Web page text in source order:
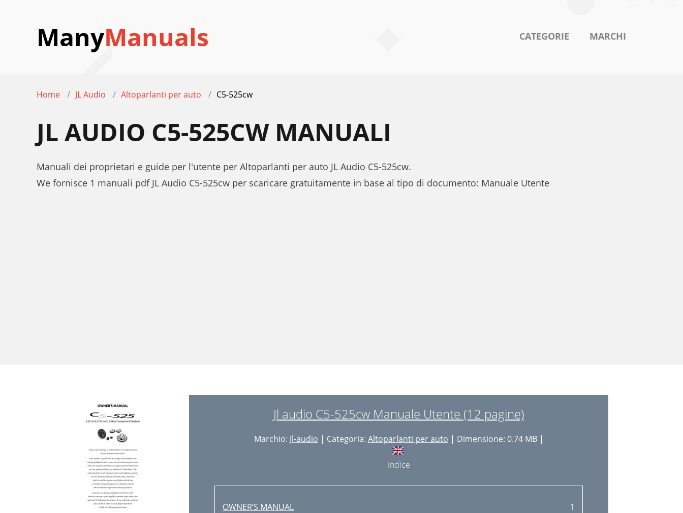
ManyManuals CATEGORIE MARCHI
Home JL Audio Altoparlanti per auto C5-525cw
JL AUDIO C5-525CW MANUALI
Manuali dei proprietari e guide per l'utente per Altoparlanti per auto JL Audio C5-525cw.
We fornisce 1 manuali pdf JL Audio C5-525cw per scaricare gratuitamente in base al tipo di documento: Manuale Utente
Jl audio C5-525cw Manuale Utente (12 pagine)
Marchio: Jl-audio | Categoria: Altoparlanti per auto | Dimensione: 0.74 MB |
Indice
OWNER’S MANUAL
1